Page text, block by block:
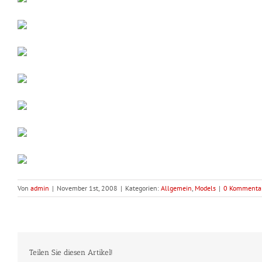
Von admin | November 1st, 2008 | Kategorien: Allgemein, Models | 0
Teilen Sie diesen Artikel!